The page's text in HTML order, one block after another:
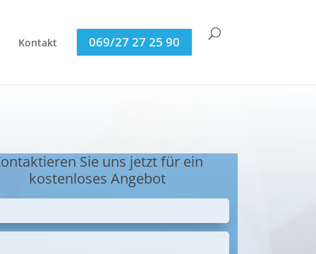
Kontakt 069/27 27 25 90
Sie uns jetzt für ein
kostenloses Angebot